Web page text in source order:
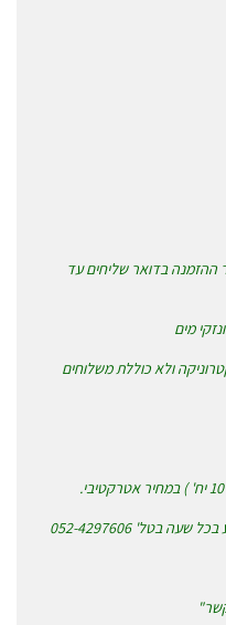
יוצא עד 3 ימים לאחר ההזמנה בדואר שליחים עד
מים
ולא כוללת משלוחים
052-4297606